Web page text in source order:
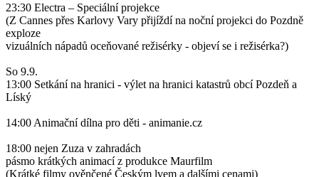
23:30 Electra – Speciální projekce
(Z Cannes přes Karlovy Vary přijíždí na noční projekci do Pozdně
exploze
vizuálních nápadů oceňované režisérky - objeví se i režisérka?)
So 9.9.
13:00 Setkání na hranici - výlet na hranici katastrů obcí Pozdeň a
Líský
14:00 Animační dílna pro děti - animanie.cz
18:00 nejen Zuza v zahradách
pásmo krátkých animací z produkce Maurfilm
(Krátké filmy ověnčené Českým lvem a dalšími cenami)